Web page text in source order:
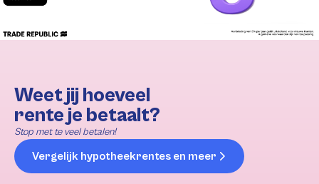
Weet jij hoeveel
rente je betaalt?
Stop met te veel betalen!
Vergelijk hypotheekrentes en meer